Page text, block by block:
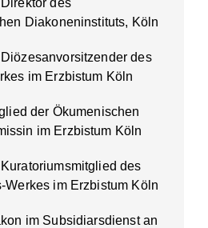
des
Diakoneninstituts, Köln
des
im Erzbistum Köln
der Ökumenischen
im Erzbistum Köln
des
Werkes im Erzbistum Köln
im Subsidiarsdienst an